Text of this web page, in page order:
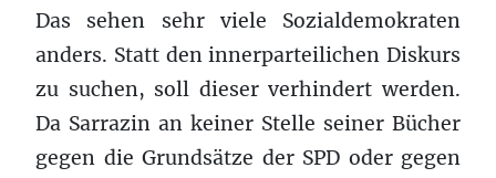
Das sehen sehr viele Sozialdemokraten
anders. Statt den innerparteilichen Diskurs
zu suchen, soll dieser verhindert werden.
Da Sarrazin an keiner Stelle seiner Bücher
gegen die Grundsätze der SPD oder gegen